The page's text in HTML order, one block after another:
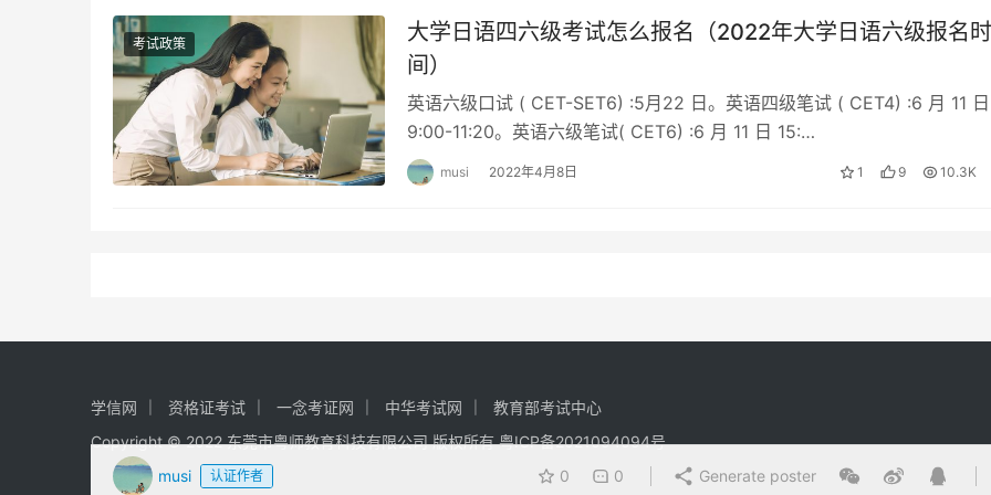
musi 认证作者 0 0 Generate poster
考试政策
大学日语四六级考试怎么报名（2022年大学日语六级报名时
间）
英语六级口试 ( CET-SET6) :5月22 日。英语四级笔试 ( CET4) :6 月 11 日
9:00-11:20。英语六级笔试( CET6) :6 月 11 日 15:…
musi 2022年4月8日 1 9 10.3K
学信网 资格证考试 一念考证网 中华考试网
教育部考试中心
Copyright © 2022 东莞市粤师教育科技有限公司 版权所有粤ICP备2021094094号